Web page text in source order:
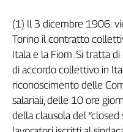
(1) Il 3 dicembre 1906:
Torino il contratto
Itala e la Fiom. Si tratta
di accordo collettivo in
riconoscimento delle
salariali, delle 10 ore
della clausola del “closed